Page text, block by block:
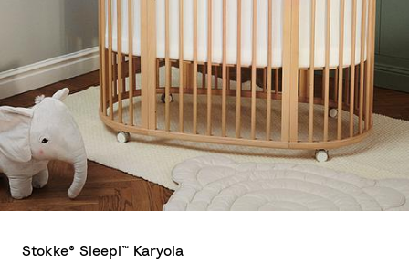
Stokke® Sleepi™ Karyola